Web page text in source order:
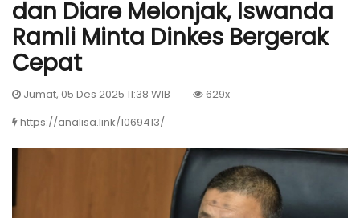
dan Diare Melonjak, Iswanda
Ramli Minta Dinkes Bergerak
Cepat
Jumat, 05 Des 2025 11:38 WIB
629x
https://analisa.link/1069413/